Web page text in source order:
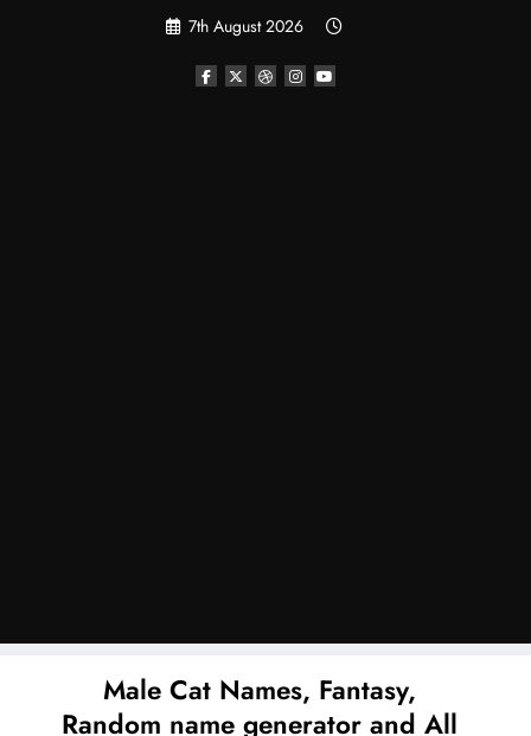
7th August 2026
Male Cat Names, Fantasy,
Random name generator and All